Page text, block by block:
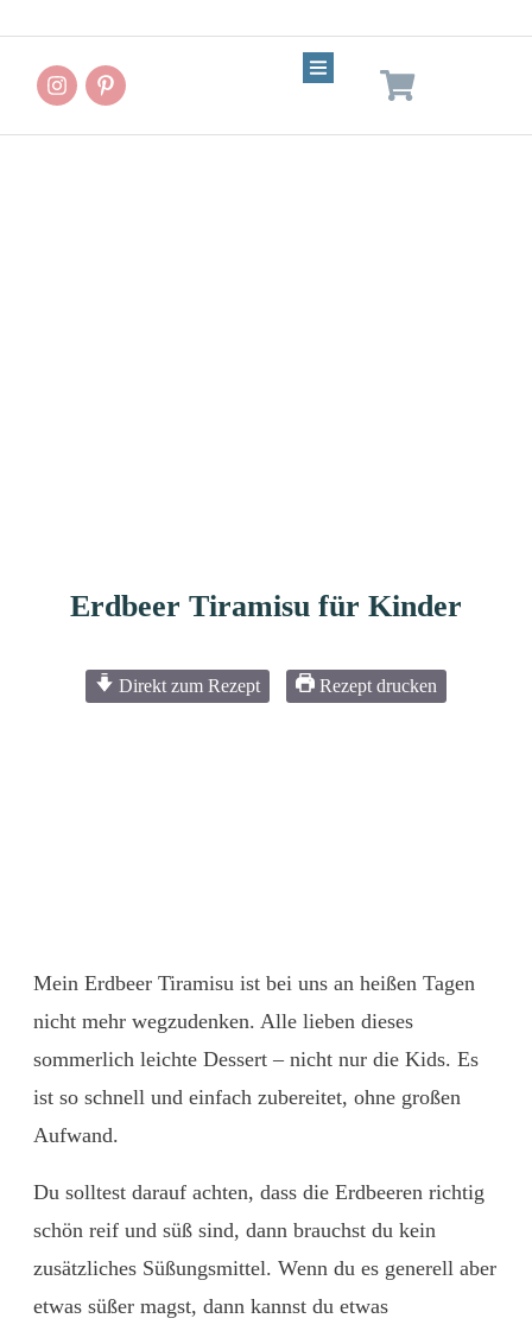
Erdbeer Tiramisu für Kinder
Direkt zum Rezept Rezept drucken
Mein Erdbeer Tiramisu ist bei uns an heißen Tagen
nicht mehr wegzudenken. Alle lieben dieses
sommerlich leichte Dessert – nicht nur die Kids. Es
ist so schnell und einfach zubereitet, ohne großen
Aufwand.
Du solltest darauf achten, dass die Erdbeeren richtig
schön reif und süß sind, dann brauchst du kein
zusätzliches Süßungsmittel. Wenn du es generell aber
etwas süßer magst, dann kannst du etwas